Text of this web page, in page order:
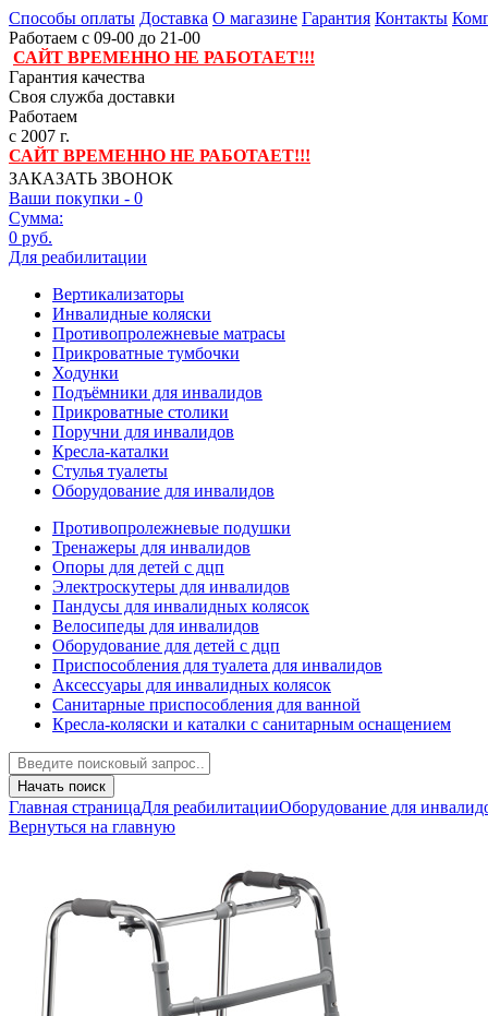
Способы оплаты Доставка О магазине Гарантия Контакты
Работаем с 09-00 до 21-00
САЙТ ВРЕМЕННО НЕ РАБОТАЕТ!!!
Гарантия качества
Своя служба доставки
Работаем
с 2007 г.
САЙТ ВРЕМЕННО НЕ РАБОТАЕТ!!!
ЗАКАЗАТЬ ЗВОНОК
Ваши покупки - 0
Сумма:
0 руб.
Для реабилитации
Вертикализаторы
Инвалидные коляски
Противопролежневые матрасы
Прикроватные тумбочки
Ходунки
Подъёмники для инвалидов
Прикроватные столики
Поручни для инвалидов
Кресла-каталки
Стулья туалеты
Оборудование для инвалидов
Противопролежневые подушки
Тренажеры для инвалидов
Опоры для детей с дцп
Электроскутеры для инвалидов
Пандусы для инвалидных колясок
Велосипеды для инвалидов
Оборудование для детей с дцп
Приспособления для туалета для инвалидов
Аксессуары для инвалидных колясок
Санитарные приспособления для ванной
Кресла-коляски и каталки с санитарным оснащением
Начать поиск
Главная страницаДля реабилитацииОборудование для
Вернуться на главную